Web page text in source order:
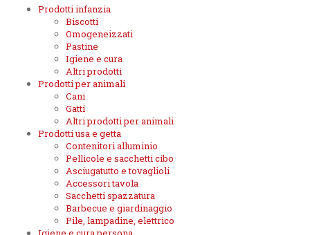
Prodotti infanzia
Biscotti
Omogeneizzati
Pastine
Igiene e cura
Altri prodotti
Prodotti per animali
Cani
Gatti
Altri prodotti per animali
Prodotti usa e getta
Contenitori alluminio
Pellicole e sacchetti cibo
Asciugatutto e tovaglioli
Accessori tavola
Sacchetti spazzatura
Barbecue e giardinaggio
Pile, lampadine, elettrico